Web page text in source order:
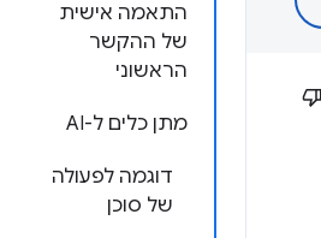
התאמה אישית
של ההקשר
הראשוני
מתן כלים ל-AI
דוגמה לפעולה
של סוכן